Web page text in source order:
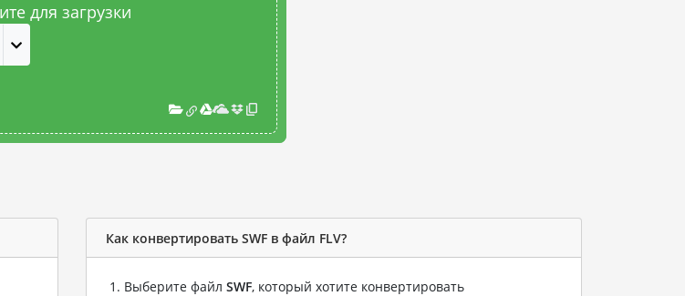
для загрузки
Как конвертировать SWF в файл FLV?
Выберите файл SWF, который хотите конвертировать